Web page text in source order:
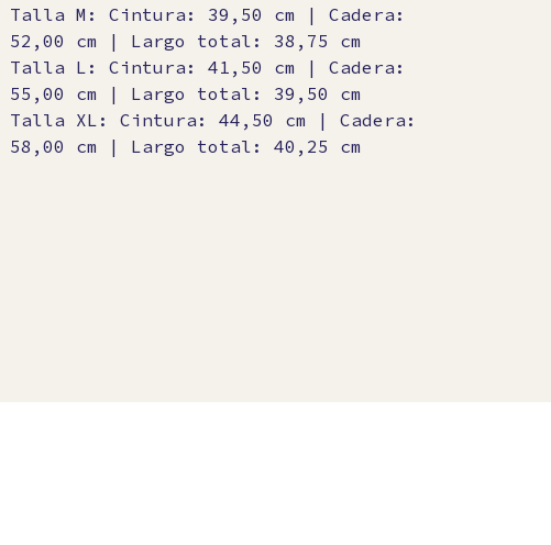
Talla M: Cintura: 39,50 cm | Cadera:
52,00 cm | Largo total: 38,75 cm
Talla L: Cintura: 41,50 cm | Cadera:
55,00 cm | Largo total: 39,50 cm
Talla XL: Cintura: 44,50 cm | Cadera:
58,00 cm | Largo total: 40,25 cm